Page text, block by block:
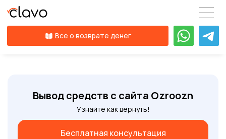
Все о возврате денег
Вывод средств с сайта Ozroozn
Узнайте как вернуть!
Бесплатная консультация